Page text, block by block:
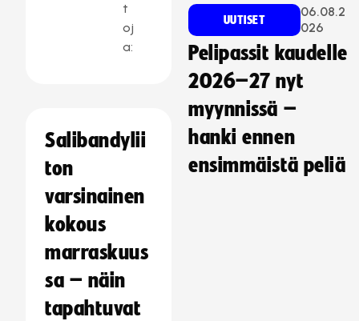
t
oj
a:
Salibandylii
ton
varsinainen
kokous
marraskuus
sa – näin
tapahtuvat
UUTISET
06.08.2
026
Pelipassit kaudelle
2026–27 nyt
myynnissä –
hanki ennen
ensimmäistä peliä